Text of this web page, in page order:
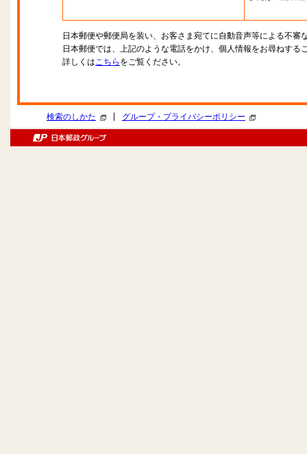
日本郵便や郵便局を装い、お客さま宛てに自動音声等による不審
日本郵便では、上記のような電話をかけ、個人情報をお尋ねする
詳しくはこちら をご覧ください。
検索のしかた グループ・プライバシーポリシー